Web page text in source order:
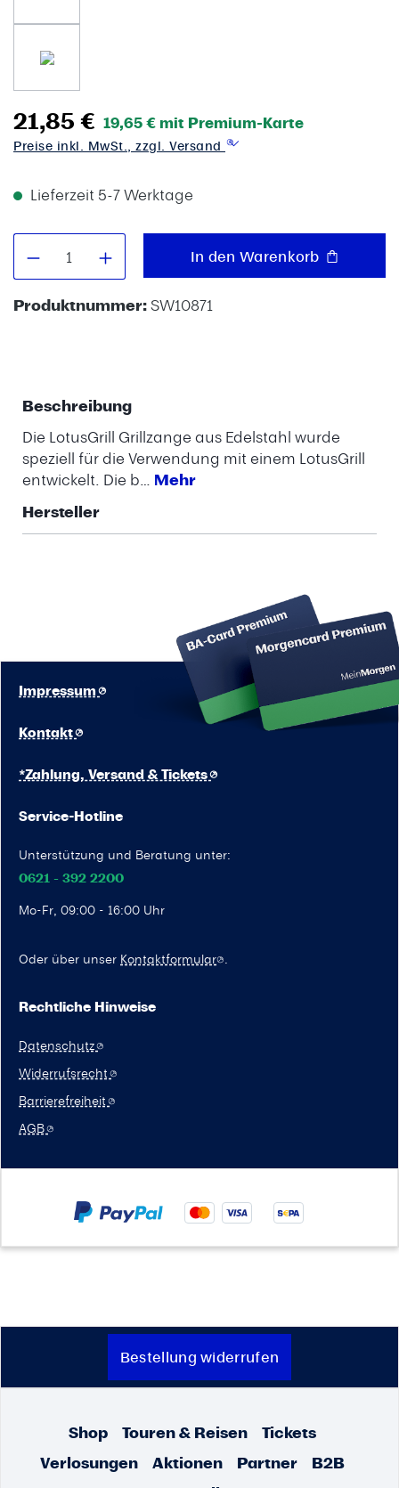
21,85 € 19,65 € mit Premium-Karte
Preise inkl. MwSt., zzgl. Versand
Lieferzeit 5-7 Werktage
Produkt Anzahl: Gib denIn den Warenkorb
Produktnummer:SW10871
Beschreibung
Die LotusGrill Grillzange aus Edelstahl wurde
speziell für die Verwendung mit einem LotusGrill
entwickelt. Die b… Mehr
Hersteller
Service-Hotline
Unterstützung und Beratung unter:
0621 - 392 2200
Mo-Fr, 09:00 - 16:00 Uhr
Oder über unser Kontaktformular .
Kontakt
Impressum
*Zahlung, Versand & Tickets
Rechtliche Hinweise
Datenschutz
Widerrufsrecht
Barrierefreiheit
AGB
Bestellung widerrufen
Shop Touren & Reisen
Tickets
Verlosungen
Aktionen Partner
B2B